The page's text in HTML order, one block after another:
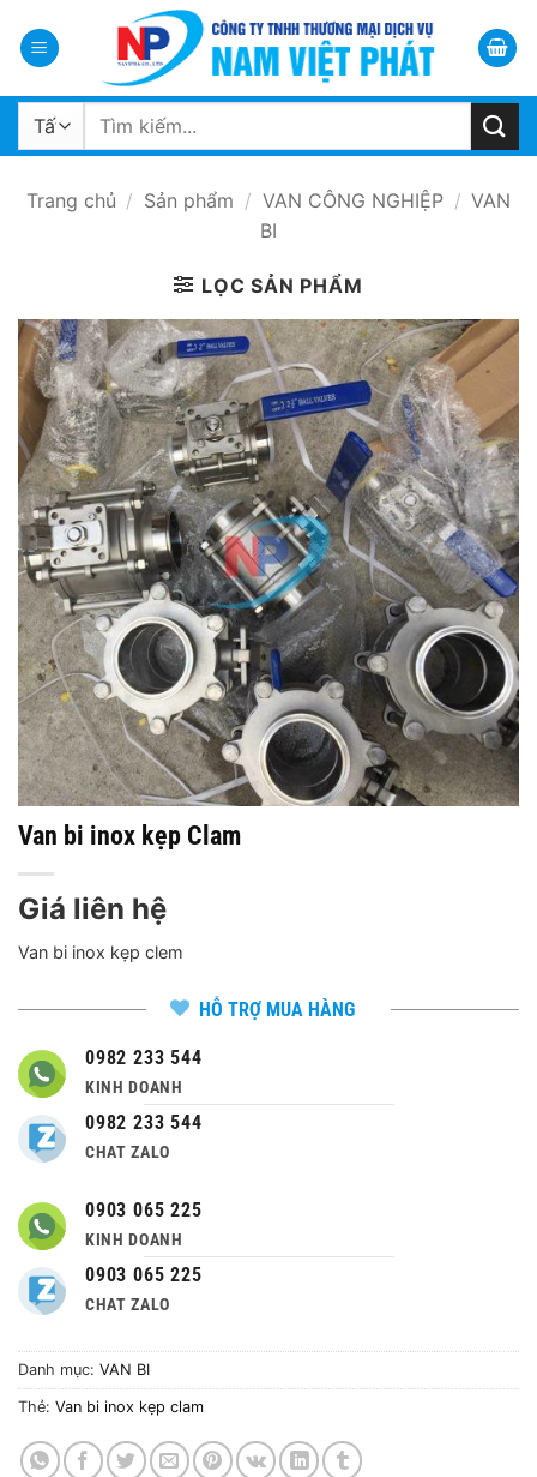
qua
dung
Tìm
Trang chủ / Sản phẩm / VAN CÔNG NGHIỆP / VAN
BI
LỌC SẢN PHẨM
Van bi inox kẹp Clam
Giá liên hệ
Van bi inox kẹp clem
HỖ TRỢ MUA HÀNG
0982 233 544
KINH DOANH
0982 233 544
CHAT ZALO
0903 065 225
KINH DOANH
0903 065 225
CHAT ZALO
Danh mục: VAN BI
Thẻ: Van bi inox kẹp clam